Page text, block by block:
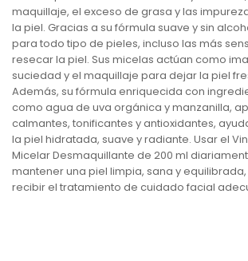
maquillaje, el exceso de grasa y las
la piel. Gracias a su fórmula suave y sin
para todo tipo de pieles, incluso las más
resecar la piel. Sus micelas actúan como
suciedad y el maquillaje para dejar la piel
Además, su fórmula enriquecida con
como agua de uva orgánica y manzanilla,
calmantes, tonificantes y antioxidantes,
la piel hidratada, suave y radiante. Usar el
Micelar Desmaquillante de 200 ml
mantener una piel limpia, sana y
recibir el tratamiento de cuidado facial